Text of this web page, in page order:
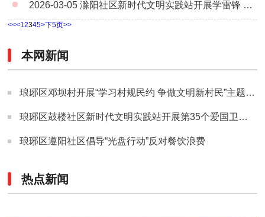
2026-03-05 滁阳社区新时代文明实践站开展学雷锋 做志愿 共同奋进“十五五”
<<<12345>下5页>>
本网新闻
琅琊区邓坝村开展“学习村规民约 争做文明新村民”主题宣传活动
琅琊区鼓楼社区新时代文明实践站开展第35个爱国卫生月主题系列活动
琅琊区遵阳社区倡导“光盘行动”反对餐饮浪费
热点新闻